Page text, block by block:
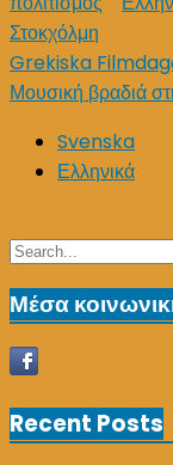
Στοκχόλμη
Post
navigation
Grekiska
Μουσική βραδιά
Svenska
Ελληνικά
Search
Μέσα
Recent Posts